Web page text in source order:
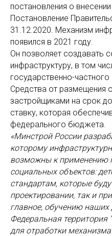
постановления о
Постановление
31.12.2020. Механизм
появился в 2021 году.
Он позволяет создавать
инфраструктуру, в том
государственно-частного
Средства от размещения
застройщиками на срок
ставку, которая
федерального бюджета.
«Минстрой России
которому
возможны к применению
социальных объектов:
стандартам, которые
проектировании, так и
главное, обучению наших
Федеральная территория
для отработки